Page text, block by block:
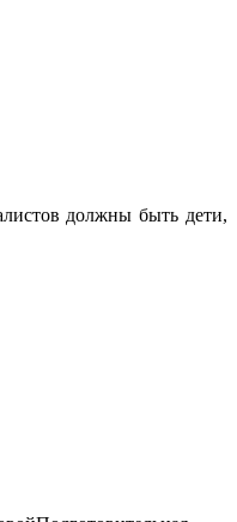
должны быть дети,